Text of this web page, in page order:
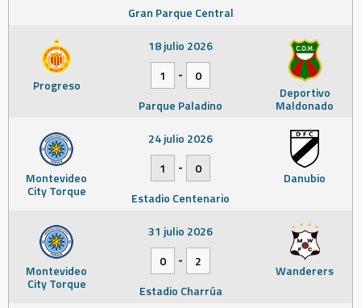
Gran Parque Central
Progreso Deportivo
Maldonado
18 julio 2026
1
-
0
Parque Paladino
Montevideo
City Torque
Danubio
24 julio 2026
1
-
0
Estadio Centenario
Montevideo
City Torque
Wanderers
31 julio 2026
0
-
2
Estadio Charrúa